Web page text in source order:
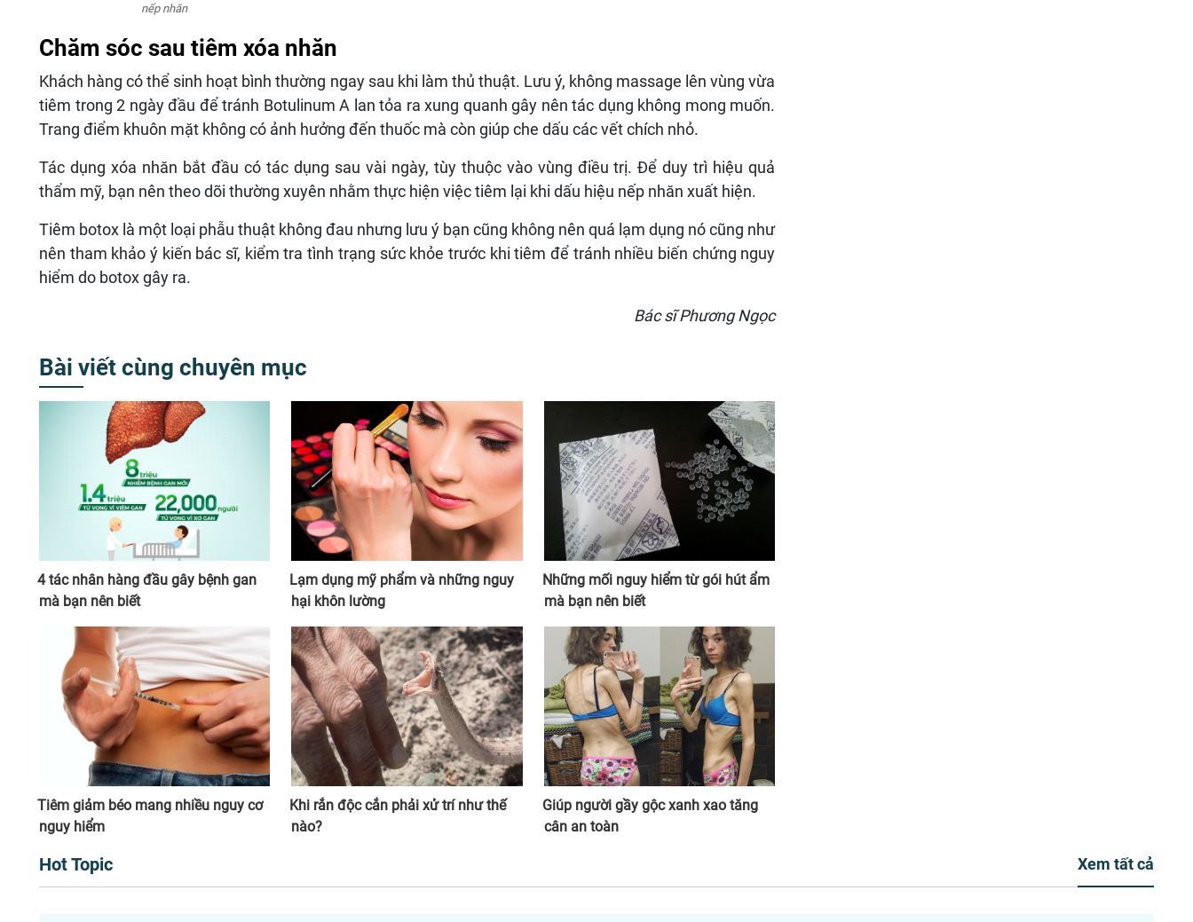
nếp nhăn
Chăm sóc sau tiêm xóa nhăn
Khách hàng có thể sinh hoạt bình thường ngay sau khi làm thủ thuật. Lưu ý, không massage lên vùng vừa
tiêm trong 2 ngày đầu để tránh Botulinum A lan tỏa ra xung quanh gây nên tác dụng không mong muốn.
Trang điểm khuôn mặt không có ảnh hưởng đến thuốc mà còn giúp che dấu các vết chích nhỏ.
Tác dụng xóa nhăn bắt đầu có tác dụng sau vài ngày, tùy thuộc vào vùng điều trị. Để duy trì hiệu quả
thẩm mỹ, bạn nên theo dõi thường xuyên nhằm thực hiện việc tiêm lại khi dấu hiệu nếp nhăn xuất hiện.
Tiêm botox là một loại phẫu thuật không đau nhưng lưu ý bạn cũng không nên quá lạm dụng nó cũng như
nên tham khảo ý kiến bác sĩ, kiểm tra tình trạng sức khỏe trước khi tiêm để tránh nhiều biến chứng nguy
hiểm do botox gây ra.
Bác sĩ Phương Ngọc
Bài viết cùng chuyên mục
4 tác nhân hàng đầu gây bệnh gan
mà bạn nên biết
Lạm dụng mỹ phẩm và những nguy
hại khôn lường
Những mối nguy hiểm từ gói hút ẩm
mà bạn nên biết
Tiêm giảm béo mang nhiều nguy cơ
nguy hiểm
Khi rắn độc cắn phải xử trí như thế
nào?
Giúp người gầy gộc xanh xao tăng
cân an toàn
Hot Topic Xem tất cả